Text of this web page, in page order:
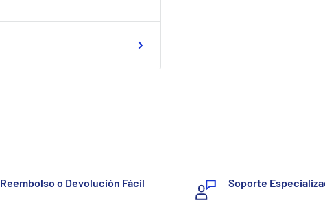
Reembolso o Devolución Fácil Soporte